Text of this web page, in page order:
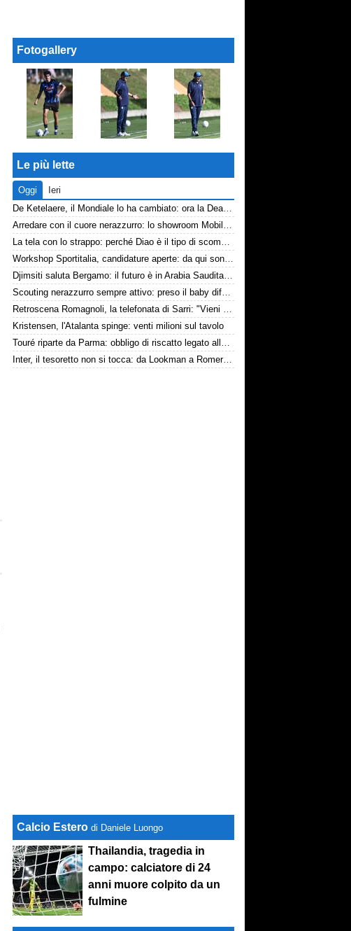
Fotogallery
Le più lette
Oggi
Ieri
De Ketelaere, il Mondiale lo ha cambiato: ora la Dea riparte da lui
Arredare con il cuore nerazzurro: lo showroom Mobilmondo a Osio Sotto. Quando essere di fede atalantina conviene
La tela con lo strappo: perché Diao è il tipo di scommessa che Giuntoli ama
Workshop Sportitalia, candidature aperte: da qui sono passate firme di Serie A
Djimsiti saluta Bergamo: il futuro è in Arabia Saudita! Tre milioni e firma biennale
Scouting nerazzurro sempre attivo: preso il baby difensore 2010 Levačić
Retroscena Romagnoli, la telefonata di Sarri: "Vieni con me a Bergamo"
Kristensen, l'Atalanta spinge: venti milioni sul tavolo
Touré riparte da Parma: obbligo di riscatto legato alla salvezza
Inter, il tesoretto non si tocca: da Lookman a Romero, un anno di rinunce
Calcio Estero di Daniele Luongo
Thailandia, tragedia in
campo: calciatore di 24
anni muore colpito da un
fulmine